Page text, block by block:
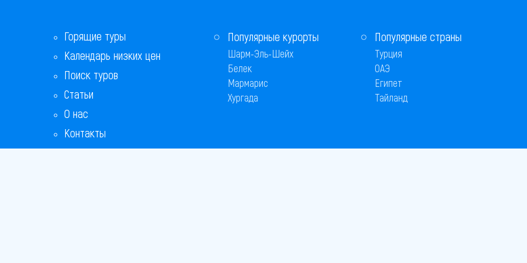
Горящие туры
Календарь низких цен
Поиск туров
Статьи
О нас
Контакты
Бонусная программа
Популярные курорты
Шарм-Эль-Шейх
Белек
Мармарис
Хургада
Популярные страны
Турция
ОАЭ
Египет
Тайланд